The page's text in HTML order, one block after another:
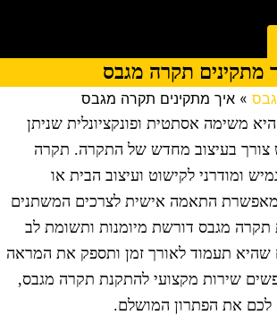
מתקינים תקרה מגבס
» איך מתקינים תקרה מגבס
משימה אסתטית ופונקציונלית שניתן
צורך בעיצוב מחדש של התקרה. תקרה
ומודרני לקישוט ועיצוב הבית או
התאמה אישית לצרכים המשתנים
מגבס דורשת מיומנות ותשומת לב
תעמוד לאורך זמן ותספק את המראה
שירות מקצועי להתקנת תקרה מגבס,
לכם את הפתרון המושלם.